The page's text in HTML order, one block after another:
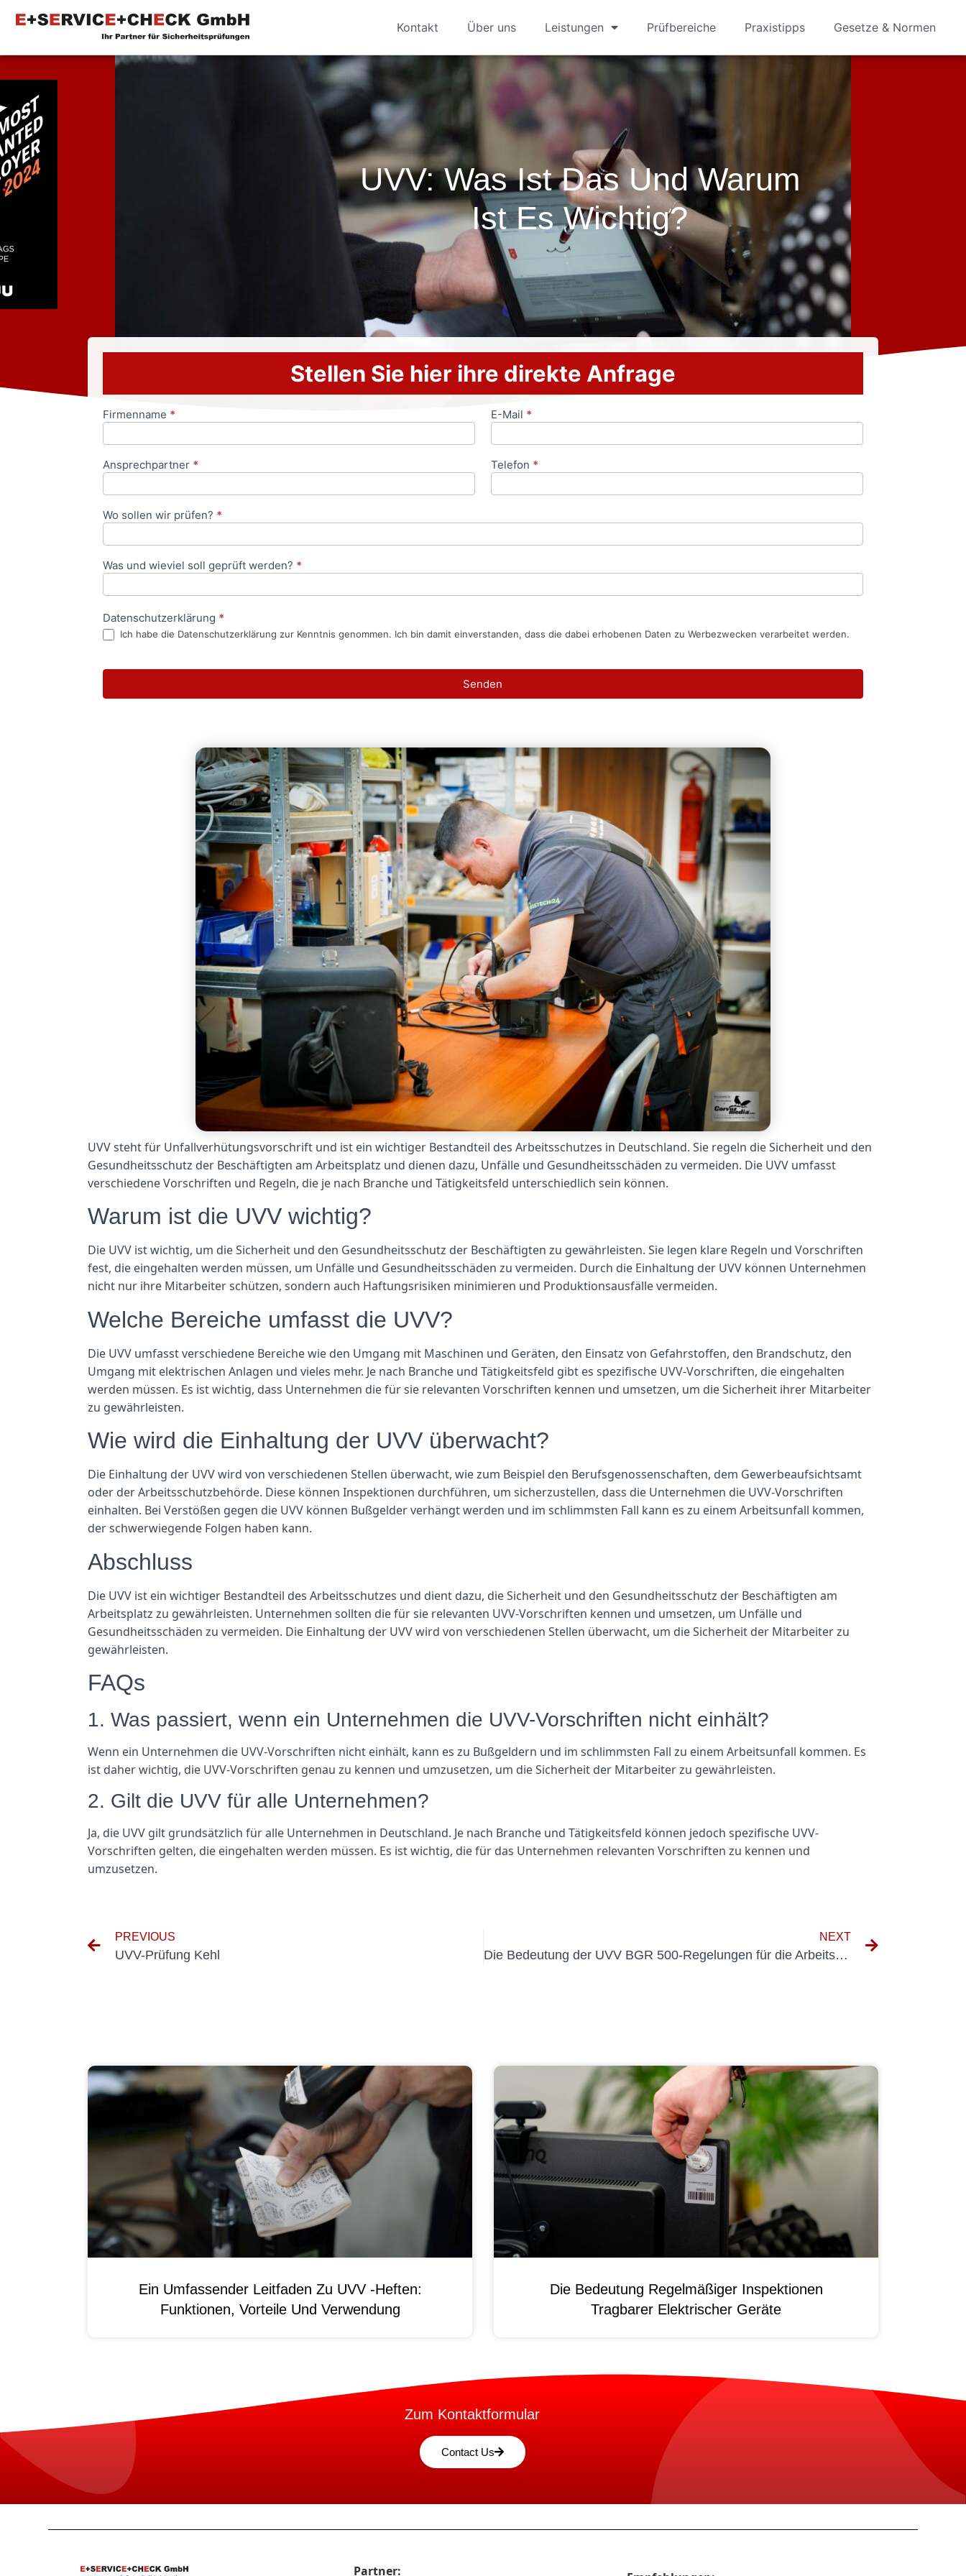
Kontakt Über uns Leistungen Prüfbereiche Praxistipps Gesetze & Normen
UVV: Was Ist Das Und Warum
Ist Es Wichtig?
Stellen Sie hier ihre direkte Anfrage
Anfrageformular
Firmenname * E-Mail *
Ansprechpartner * Telefon *
Wo sollen wir prüfen? *
Was und wieviel soll geprüft werden? *
Datenschutzerklärung *
Ich habe die Datenschutzerklärung zur Kenntnis genommen. Ich bin damit einverstanden, dass die dabei erhobenen Daten zu Werbezwecken verarbeitet werden.
Senden
UVV steht für Unfallverhütungsvorschrift und ist ein wichtiger Bestandteil des Arbeitsschutzes in Deutschland. Sie regeln die Sicherheit und den
Gesundheitsschutz der Beschäftigten am Arbeitsplatz und dienen dazu, Unfälle und Gesundheitsschäden zu vermeiden. Die UVV umfasst
verschiedene Vorschriften und Regeln, die je nach Branche und Tätigkeitsfeld unterschiedlich sein können.
Warum ist die UVV wichtig?
Die UVV ist wichtig, um die Sicherheit und den Gesundheitsschutz der Beschäftigten zu gewährleisten. Sie legen klare Regeln und Vorschriften
fest, die eingehalten werden müssen, um Unfälle und Gesundheitsschäden zu vermeiden. Durch die Einhaltung der UVV können Unternehmen
nicht nur ihre Mitarbeiter schützen, sondern auch Haftungsrisiken minimieren und Produktionsausfälle vermeiden.
Welche Bereiche umfasst die UVV?
Die UVV umfasst verschiedene Bereiche wie den Umgang mit Maschinen und Geräten, den Einsatz von Gefahrstoffen, den Brandschutz, den
Umgang mit elektrischen Anlagen und vieles mehr. Je nach Branche und Tätigkeitsfeld gibt es spezifische UVV-Vorschriften, die eingehalten
werden müssen. Es ist wichtig, dass Unternehmen die für sie relevanten Vorschriften kennen und umsetzen, um die Sicherheit ihrer Mitarbeiter
zu gewährleisten.
Wie wird die Einhaltung der UVV überwacht?
Die Einhaltung der UVV wird von verschiedenen Stellen überwacht, wie zum Beispiel den Berufsgenossenschaften, dem Gewerbeaufsichtsamt
oder der Arbeitsschutzbehörde. Diese können Inspektionen durchführen, um sicherzustellen, dass die Unternehmen die UVV-Vorschriften
einhalten. Bei Verstößen gegen die UVV können Bußgelder verhängt werden und im schlimmsten Fall kann es zu einem Arbeitsunfall kommen,
der schwerwiegende Folgen haben kann.
Abschluss
Die UVV ist ein wichtiger Bestandteil des Arbeitsschutzes und dient dazu, die Sicherheit und den Gesundheitsschutz der Beschäftigten am
Arbeitsplatz zu gewährleisten. Unternehmen sollten die für sie relevanten UVV-Vorschriften kennen und umsetzen, um Unfälle und
Gesundheitsschäden zu vermeiden. Die Einhaltung der UVV wird von verschiedenen Stellen überwacht, um die Sicherheit der Mitarbeiter zu
gewährleisten.
FAQs
1. Was passiert, wenn ein Unternehmen die UVV-Vorschriften nicht einhält?
Wenn ein Unternehmen die UVV-Vorschriften nicht einhält, kann es zu Bußgeldern und im schlimmsten Fall zu einem Arbeitsunfall kommen. Es
ist daher wichtig, die UVV-Vorschriften genau zu kennen und umzusetzen, um die Sicherheit der Mitarbeiter zu gewährleisten.
2. Gilt die UVV für alle Unternehmen?
Ja, die UVV gilt grundsätzlich für alle Unternehmen in Deutschland. Je nach Branche und Tätigkeitsfeld können jedoch spezifische UVV-
Vorschriften gelten, die eingehalten werden müssen. Es ist wichtig, die für das Unternehmen relevanten Vorschriften zu kennen und
umzusetzen.
PREVIOUS
UVV-Prüfung Kehl
NEXT
Die Bedeutung der UVV BGR 500-Regelungen für die Arbeitssicherheit verstehen
Ein Umfassender Leitfaden Zu UVV -Heften:
Funktionen, Vorteile Und Verwendung
Die Bedeutung Regelmäßiger Inspektionen
Tragbarer Elektrischer Geräte
Zum Kontaktformular
Contact Us
Partner: